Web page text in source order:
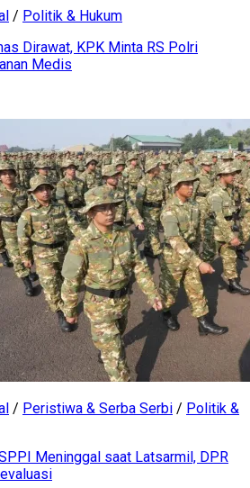
/ Politik & Hukum
Dirawat, KPK Minta RS Polri
Medis
/ Peristiwa & Serba Serbi / Politik &
Meninggal saat Latsarmil, DPR